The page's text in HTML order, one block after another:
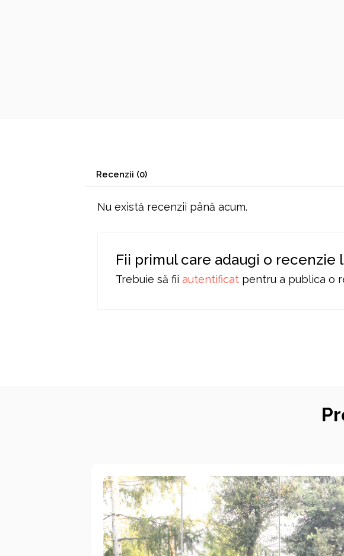
Recenzii (0)
Nu există recenzii până acum.
Fii primul care adaugi o recenzie
Trebuie să fiiautentificat pentru a publica o